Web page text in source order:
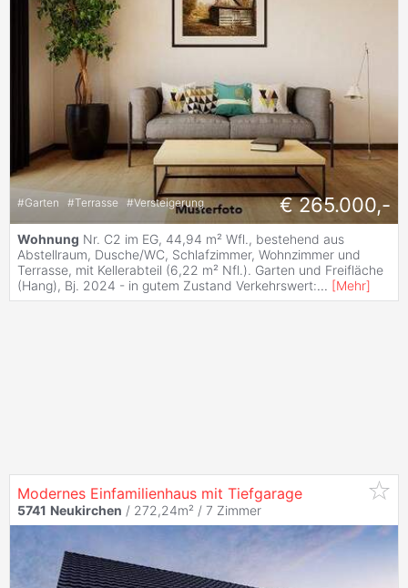
#Garten #Terrasse #Versteigerung € 265.000,-
Wohnung Nr. C2 im EG, 44,94 m² Wfl., bestehend aus
Abstellraum, Dusche/WC, Schlafzimmer, Wohnzimmer und
Terrasse, mit Kellerabteil (6,22 m² Nfl.). Garten und Freifläche
(Hang), Bj. 2024 - in gutem Zustand Verkehrswert:... [Mehr]
Modernes Einfamilienhaus mit Tiefgarage
5741 Neukirchen / 272,24m² / 7 Zimmer